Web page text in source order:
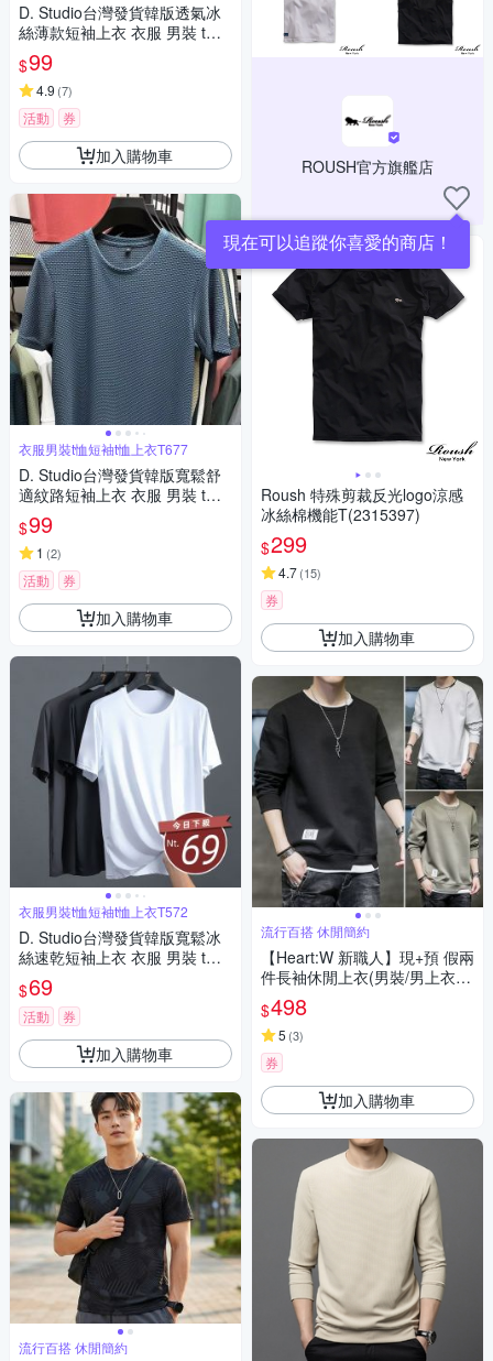
D. Studio台灣發貨韓版透氣冰
絲薄款短袖上衣 衣服 男裝 t
恤 短袖t恤 上衣T680
$99
4.9 (7)
活動 券
加入購物車
衣服男裝t恤短袖t恤上衣T677
D. Studio台灣發貨韓版寬鬆舒
適紋路短袖上衣 衣服 男裝 t
恤 短袖t恤 上衣T677
$99
1 (2)
活動 券
加入購物車
衣服男裝t恤短袖t恤上衣T572
D. Studio台灣發貨韓版寬鬆冰
絲速乾短袖上衣 衣服 男裝 t
恤 短袖t恤 上衣T572
$69
活動 券
加入購物車
流行百搭 休閒簡約
ROUSH官方旗艦店
Roush 特殊剪裁反光logo涼感
冰絲棉機能T(2315397)
$299
4.7(15)
券
加入購物車
流行百搭 休閒簡約
【Heart:W 新職人】現+預 假兩
件長袖休閒上衣(男裝/男上衣/
百搭/圓領T恤)
$498
5 (3)
券
加入購物車